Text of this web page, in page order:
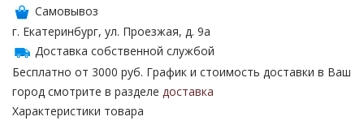
Самовывоз
г. Екатеринбург, ул. Проезжая, д. 9а
Доставка собственной службой
Бесплатно от 3000 руб. График и стоимость доставки в Ваш
город смотрите в разделе доставка
Характеристики товара